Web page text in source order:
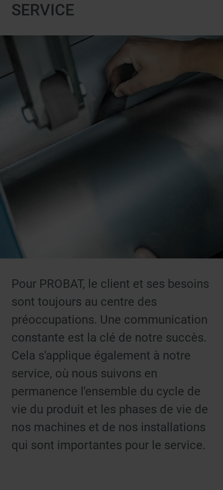
SERVICE
Pour PROBAT, le client et ses besoins
sont toujours au centre des
préoccupations. Une communication
constante est la clé de notre succès.
Cela s'applique également à notre
service, où nous suivons en
permanence l'ensemble du cycle de
vie du produit et les phases de vie de
nos machines et de nos installations
qui sont importantes pour le service.